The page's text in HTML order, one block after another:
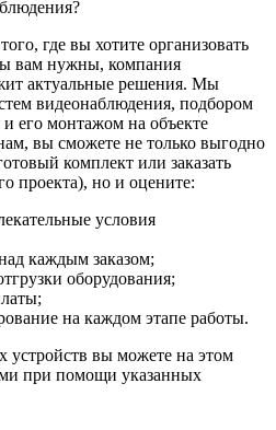
где вы хотите организовать
вам нужны, компания
актуальные решения. Мы
видеонаблюдения, подбором
его монтажом на объекте
вы сможете не только выгодно
комплект или заказать
проекта), но и оцените:
условия
каждым заказом;
оборудования;
на каждом этапе работы.
устройств вы можете на этом
при помощи указанных